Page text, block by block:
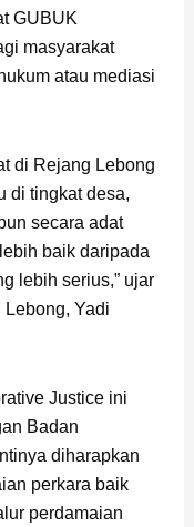
GUBUK
masyarakat
atau mediasi
di Rejang Lebong
di tingkat desa,
secara adat
baik daripada
lebih serius,” ujar
Yadi
Justice ini
Badan
diharapkan
perkara baik
perdamaian